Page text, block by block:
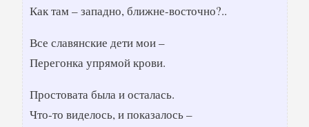
Как там – западно, ближне-восточно?..
Все славянские дети мои –
Перегонка упрямой крови.
Простовата была и осталась.
Что-то виделось, и показалось –